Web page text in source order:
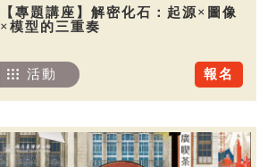
【專題講座】解密化石：起源×圖像
×模型的三重奏
報名
活動